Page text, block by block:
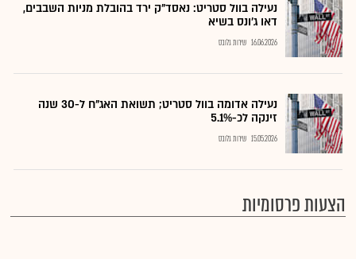
נעילה בוול סטריט: נאסד"ק ירד בהובלת מניות השבבים,
דאו ג'ונס בשיא
16.06.2026 שירות גלובס
נעילה אדומה בוול סטריט; תשואת האג"ח ל-30 שנה
זינקה לכ-5.1%
15.05.2026 שירות גלובס
הצעות פרסומיות